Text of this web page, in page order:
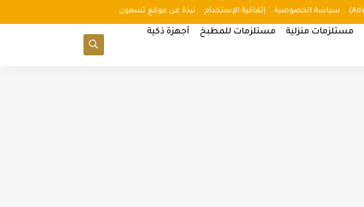
سياسة الخصوصية إتفاقية الإستخدام
نبذة عن موقع تسعون
مستلزمات منزلية مستلزمات للمطبخ أجهزة ذكية